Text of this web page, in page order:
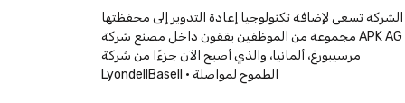
الشركة تسعى لإضافة تكنولوجيا إعادة التدوير إلى محفظتها
مجموعة من الموظفين يقفون داخل مصنع شركة APK AG في
مرسيبورغ، ألمانيا، والذي أصبح الآن جزءًا من شركة
LyondellBasell • الطموح لمواصلة